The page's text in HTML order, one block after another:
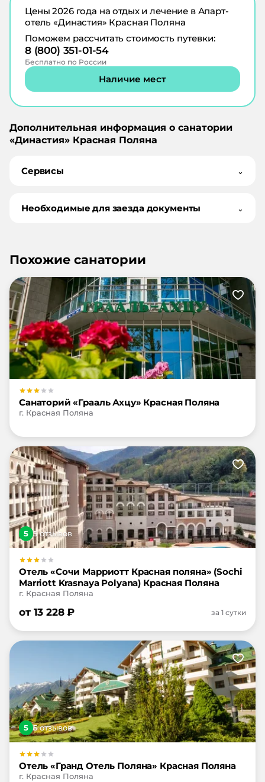
Цены2026года на отдых и лечение в Апарт-
отель «Династия» Красная Поляна
Поможем рассчитать стоимость путевки:
8 (800) 351-01-54
Бесплатно по России
Наличие мест
Дополнительная информация о санатории
«Династия» Красная Поляна
Сервисы ⌄
Необходимые для заезда документы ⌄
Похожие санатории
Санаторий «Грааль Ахцу» Красная Поляна
г. Красная Поляна
5 5отзывов
Отель «Сочи Марриотт Красная поляна» (Sochi
Marriott Krasnaya Polyana) Красная Поляна
г. Красная Поляна
от 13 228₽ за 1 сутки
5 5отзывов
Отель «Гранд Отель Поляна» Красная Поляна
г. Красная Поляна